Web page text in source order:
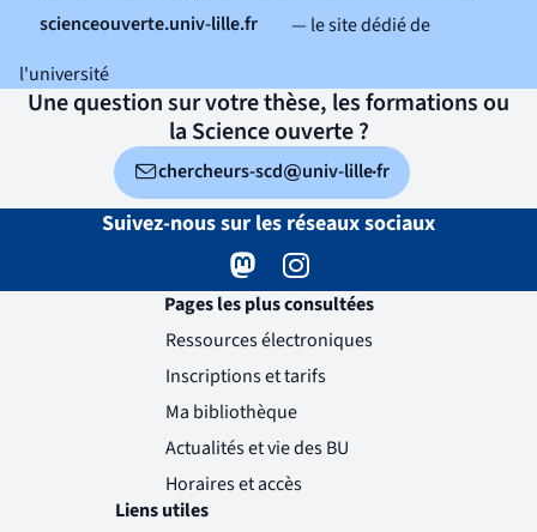
scienceouverte.univ-lille.fr
(nouvelle fenêtre)— le site dédié de
l'université
Une question sur votre thèse, les formations ou
la Science ouverte ?
chercheurs-scdarobaseuniv-lille
point fr
Suivez-nous sur les réseaux sociaux
Mastodon
( )
(nouvelle fenêtre)
Instagram
( )
(nouvelle fenêtre)
Pages les plus consultées
Ressources électroniques
Inscriptions et tarifs
Ma bibliothèque
Actualités et vie des BU
Horaires et accès
Liens utiles